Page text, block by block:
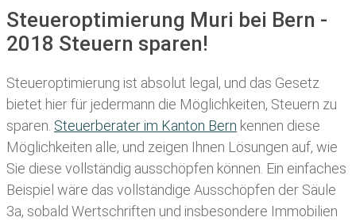
Steueroptimierung Muri bei Bern -
2018 Steuern sparen!
Steueroptimierung ist absolut legal, und das Gesetz
bietet hier für jedermann die Möglichkeiten, Steuern zu
sparen. Steuerberater im K anton Bern kennen diese
Möglichkeiten alle, und zeigen Ihnen Lösungen auf, wie
Sie diese vollständig ausschöpfen können. Ein einfaches
Beispiel wäre das vollständige Ausschöpfen der Säule
3a, sobald Wertschriften und insbesondere Immobilien